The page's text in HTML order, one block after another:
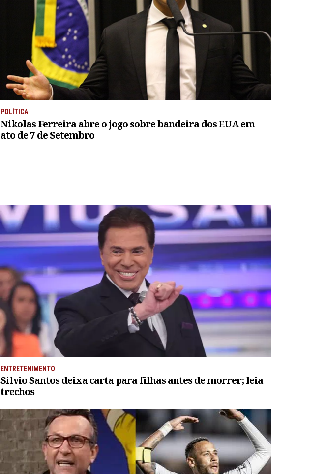
POLÍTICA
Nikolas Ferreira abre o jogo sobre bandeira dos EUA em
ato de 7 de Setembro
ENTRETENIMENTO
Silvio Santos deixa carta para filhas antes de morrer; leia
trechos